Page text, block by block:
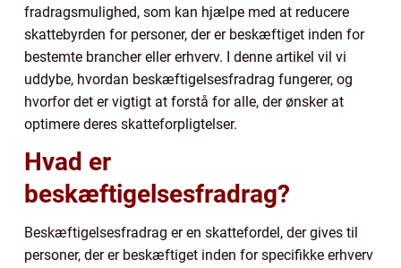
fradragsmulighed, som kan hjælpe med at reducere
skattebyrden for personer, der er beskæftiget inden for
bestemte brancher eller erhverv. I denne artikel vil vi
uddybe, hvordan beskæftigelsesfradrag fungerer, og
hvorfor det er vigtigt at forstå for alle, der ønsker at
optimere deres skatteforpligtelser.
Hvad er
beskæftigelsesfradrag?
Beskæftigelsesfradrag er en skattefordel, der gives til
personer, der er beskæftiget inden for specifikke erhverv